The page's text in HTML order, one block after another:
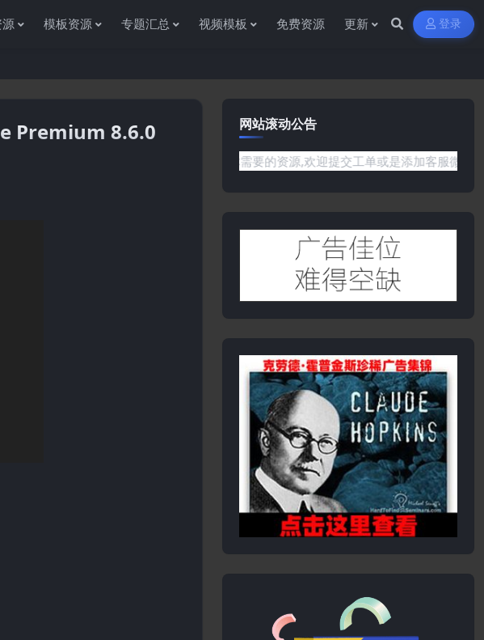
模板资源 专题汇总 视频模板 免费资源 更新 登录
Premium 8.6.0 网站滚动公告
如果遇到任何问题或是网站没有你需要的资源,欢迎提交工单或是添加客服微信:ywb386获